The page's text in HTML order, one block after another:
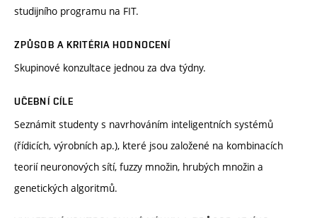
studijního programu na FIT.
ZPŮSOB A KRITÉRIA HODNOCENÍ
Skupinové konzultace jednou za dva týdny.
UČEBNÍ CÍLE
Seznámit studenty s navrhováním inteligentních systémů
(řídicích, výrobních ap.), které jsou založené na kombinacích
teorií neuronových sítí, fuzzy množin, hrubých množin a
genetických algoritmů.